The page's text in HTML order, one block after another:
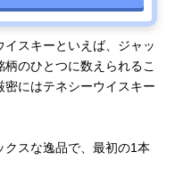
スキーといえば、ジャッ
のひとつに数えられるこ
にはテネシーウイスキー
スな逸品で、最初の1本